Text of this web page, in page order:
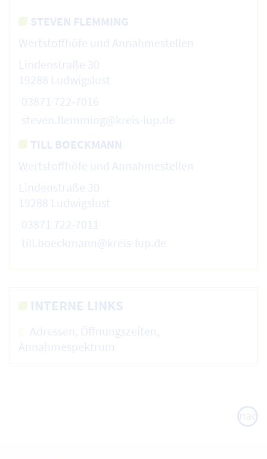
STEVEN FLEMMING
Wertstoffhöfe und Annahmestellen
Lindenstraße 30
19288 Ludwigslust
03871 722-7016
steven.flemming@kreis-lup.de
TILL BOECKMANN
Wertstoffhöfe und Annahmestellen
Lindenstraße 30
19288 Ludwigslust
03871 722-7011
till.boeckmann@kreis-lup.de
INTERNE LINKS
Adressen, Öffnungszeiten,
Annahmespektrum
nach
oben